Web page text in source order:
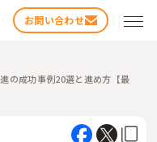
お問い合わせ
の成功事例20選と進め方【最